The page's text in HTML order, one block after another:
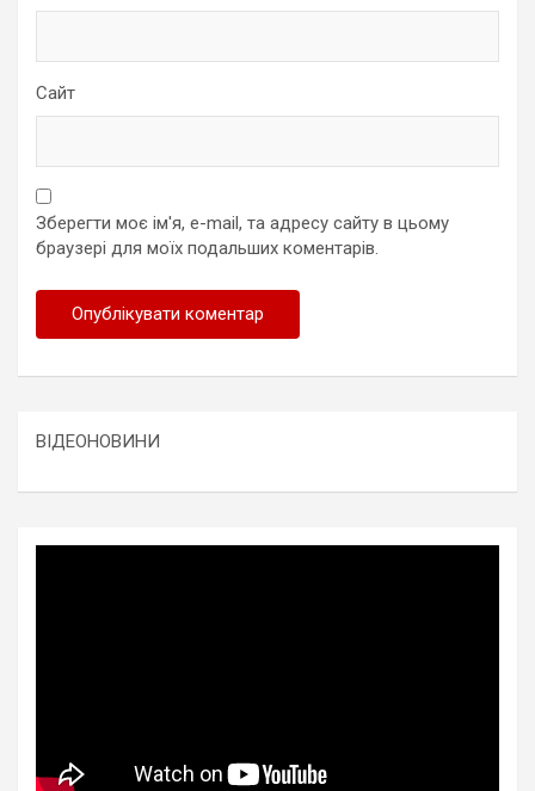
Сайт
Зберегти моє ім'я, e-mail, та адресу сайту в цьому
браузері для моїх подальших коментарів.
ВІДЕОНОВИНИ